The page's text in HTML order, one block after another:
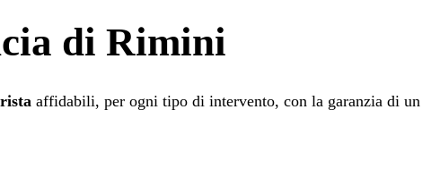
di Rimini
affidabili, per ogni tipo di intervento, con la garanzia di un